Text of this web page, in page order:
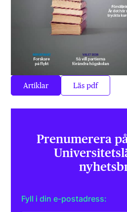
Artiklar Läs pdf
Prenumerera
Fyll i din e-postadress: